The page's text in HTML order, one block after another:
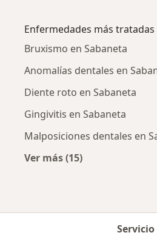
Enfermedades más tratadas
Bruxismo en Sabaneta
Anomalías dentales en
Diente roto en Sabaneta
Gingivitis en Sabaneta
Malposiciones dentales en
Ver más (15)
Servicio